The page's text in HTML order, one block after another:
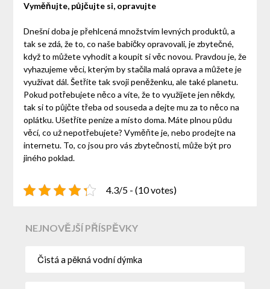
Vyměňujte, půjčujte si, opravujte
Dnešní doba je přehlcená množstvím levných produktů, a
tak se zdá, že to, co naše babičky opravovali, je zbytečné,
když to můžete vyhodit a koupit si věc novou. Pravdou je, že
vyhazujeme věci, kterým by stačila malá oprava a můžete je
využívat dál. Šetříte tak svoji peněženku, ale také planetu.
Pokud potřebujete něco a víte, že to využijete jen někdy,
tak si to půjčte třeba od souseda a dejte mu za to něco na
oplátku. Ušetříte peníze a místo doma. Máte plnou půdu
věcí, co už nepotřebujete? Vyměňte je, nebo prodejte na
internetu. To, co jsou pro vás zbytečnosti, může být pro
jiného poklad.
4.3/5 - (10 votes)
NEJNOVĚJŠÍ PŘÍSPĚVKY
Čistá a pěkná vodní dýmka